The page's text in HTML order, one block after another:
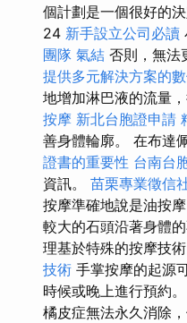
個計劃是一個很好的
24 新手設立公司必讀
團隊 氣結 否則，無法
提供多元解決方案的
地增加淋巴液的流量
按摩 新北台胞證申請
善身體輪廓。 在布達
證書的重要性 台南台
資訊。 苗栗專業徵信
按摩準確地說是油按
較大的石頭沿著身體
理基於特殊的按摩技
技術 手掌按摩的起源
時候或晚上進行預約
橘皮症無法永久消除